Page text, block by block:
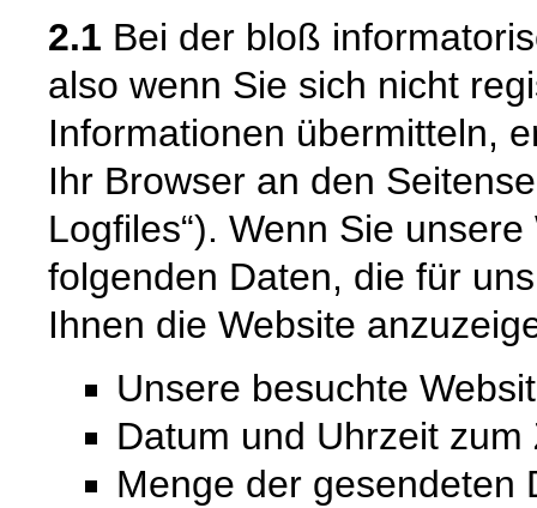
2.1 Bei der bloß
also wenn Sie sich nicht
Informationen übermitteln,
Ihr Browser an den
Logfiles“). Wenn Sie
folgenden Daten, die für
Ihnen die Website
Unsere besuchte
Datum und Uhrzeit
Menge der gesendeten